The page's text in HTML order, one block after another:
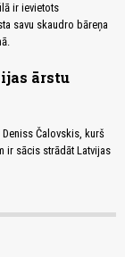
ir ievietots
savu skaudro bāreņa
ārstu
Deniss Čalovskis, kurš
ir sācis strādāt Latvijas